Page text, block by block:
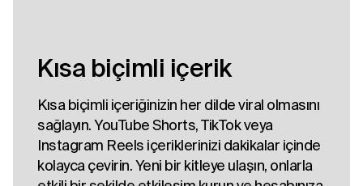
Kısa biçimli içerik
Kısa biçimli içeriğinizin her dilde viral olmasını
sağlayın. YouTube Shorts, TikTok veya
Instagram Reels içeriklerinizi dakikalar içinde
kolayca çevirin. Yeni bir kitleye ulaşın, onlarla